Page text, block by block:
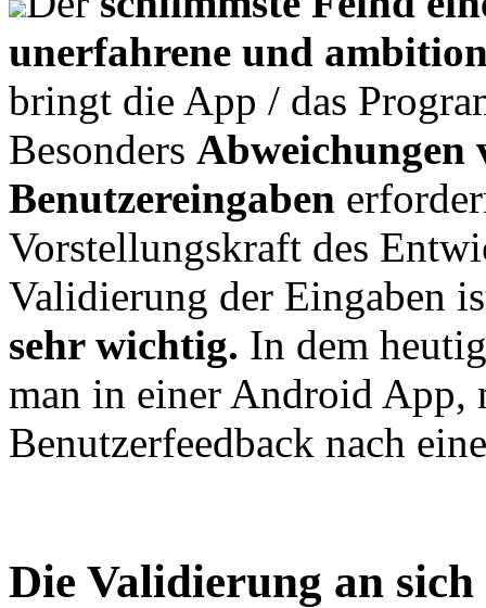
unerfahrene und
bringt die App / das
Besonders Abweichungen
Benutzereingaben
Vorstellungskraft des
Validierung der Eingaben
sehr wichtig. In dem
man in einer Android App,
Benutzerfeedback nach
Die Validierung an sich